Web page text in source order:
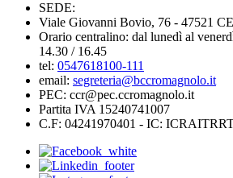
SEDE:
Viale Giovanni Bovio, 76 - 47521
Orario centralino: dal lunedì al
14.30 / 16.45
tel: 0547618100-111
email: segreteria@bccromagnolo.it
PEC: ccr@pec.ccromagnolo.it
Partita IVA 15240741007
C.F: 04241970401 - IC: